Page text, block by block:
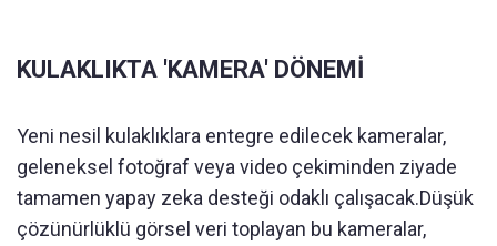
KULAKLIKTA 'KAMERA' DÖNEMİ
Yeni nesil kulaklıklara entegre edilecek kameralar,
geleneksel fotoğraf veya video çekiminden ziyade
tamamen yapay zeka desteği odaklı çalışacak.Düşük
çözünürlüklü görsel veri toplayan bu kameralar,